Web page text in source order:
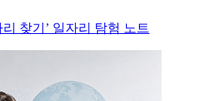
찾기’ 일자리 탐험 노트